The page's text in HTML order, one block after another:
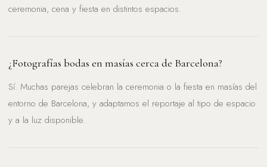
ceremonia, cena y fiesta en distintos espacios.
¿Fotografías bodas en masías cerca de Barcelona?
Sí. Muchas parejas celebran la ceremonia o la fiesta en masías del
entorno de Barcelona, y adaptamos el reportaje al tipo de espacio
y a la luz disponible.